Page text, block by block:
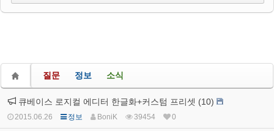
질문 정보 소식
큐베이스 로지컬 에디터 한글화+커스텀 프리셋 (10)
2015.06.26 정보 BoniK 39454 0